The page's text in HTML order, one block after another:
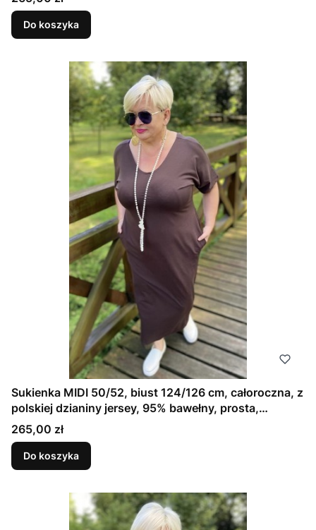
BRĄZOWA, CZEKOLADOWA
Do koszyka
Sukienka MIDI 50/52, biust 124/126 cm, całoroczna, z
polskiej dzianiny jersey, 95% bawełny, prosta,
elegancka, z kieszeniami, uniwersalna, GŁADKA
CZEKOLADOWA
Cena
265,00 zł
Do koszyka